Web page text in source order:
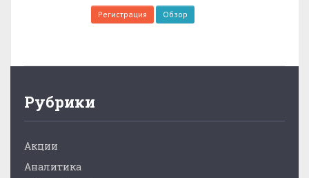
Регистрация Обзор
Рубрики
Акции
Аналитика